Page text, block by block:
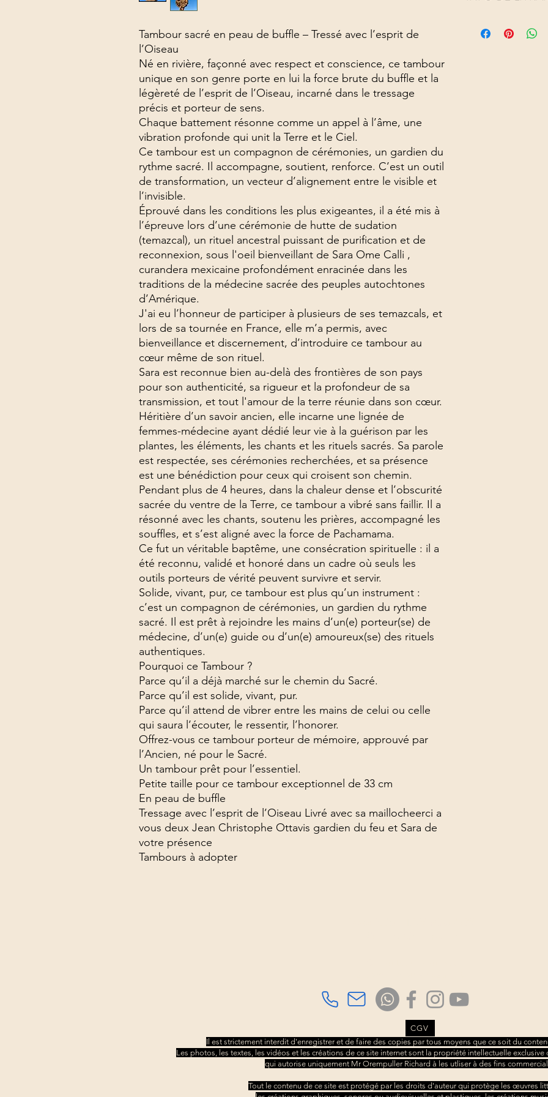
Tambour sacré en peau de buffle – Tressé avec l’esprit de
l’Oiseau
Né en rivière, façonné avec respect et conscience, ce tambour
unique en son genre porte en lui la force brute du buffle et la
légèreté de l’esprit de l’Oiseau, incarné dans le tressage
précis et porteur de sens.
Chaque battement résonne comme un appel à l’âme, une
vibration profonde qui unit la Terre et le Ciel.
Ce tambour est un compagnon de cérémonies, un gardien du
rythme sacré. Il accompagne, soutient, renforce. C’est un outil
de transformation, un vecteur d’alignement entre le visible et
l’invisible.
Éprouvé dans les conditions les plus exigeantes, il a été mis à
l’épreuve lors d’une cérémonie de hutte de sudation
(temazcal), un rituel ancestral puissant de purification et de
reconnexion, sous l'oeil bienveillant de Sara Ome Calli ,
curandera mexicaine profondément enracinée dans les
traditions de la médecine sacrée des peuples autochtones
d’Amérique.
J'ai eu l’honneur de participer à plusieurs de ses temazcals, et
lors de sa tournée en France, elle m’a permis, avec
bienveillance et discernement, d’introduire ce tambour au
cœur même de son rituel.
Sara est reconnue bien au-delà des frontières de son pays
pour son authenticité, sa rigueur et la profondeur de sa
transmission, et tout l'amour de la terre réunie dans son cœur.
Héritière d’un savoir ancien, elle incarne une lignée de
femmes-médecine ayant dédié leur vie à la guérison par les
plantes, les éléments, les chants et les rituels sacrés. Sa parole
est respectée, ses cérémonies recherchées, et sa présence
est une bénédiction pour ceux qui croisent son chemin.
Pendant plus de 4 heures, dans la chaleur dense et l’obscurité
sacrée du ventre de la Terre, ce tambour a vibré sans faillir. Il a
résonné avec les chants, soutenu les prières, accompagné les
souffles, et s’est aligné avec la force de Pachamama.
Ce fut un véritable baptême, une consécration spirituelle : il a
été reconnu, validé et honoré dans un cadre où seuls les
outils porteurs de vérité peuvent survivre et servir.
Solide, vivant, pur, ce tambour est plus qu’un instrument :
c’est un compagnon de cérémonies, un gardien du rythme
sacré. Il est prêt à rejoindre les mains d’un(e) porteur(se) de
médecine, d’un(e) guide ou d’un(e) amoureux(se) des rituels
authentiques.
Pourquoi ce Tambour ?
Parce qu’il a déjà marché sur le chemin du Sacré.
Parce qu’il est solide, vivant, pur.
Parce qu’il attend de vibrer entre les mains de celui ou celle
qui saura l’écouter, le ressentir, l’honorer.
Offrez-vous ce tambour porteur de mémoire, approuvé par
l’Ancien, né pour le Sacré.
Un tambour prêt pour l’essentiel.
Petite taille pour ce tambour exceptionnel de 33 cm
En peau de buffle
Tressage avec l’esprit de l’Oiseau Livré avec sa maillocheerci a
vous deux Jean Christophe Ottavis gardien du feu et Sara de
votre présence
Tambours à adopter
CGV
Il est strictement interdit d'enregistrer et de faire des copies par tous moyens que ce soit du
Les photos, les textes, les vidéos et les créations de ce site internet sont la propriété intellectuelle
qui autorise uniquement Mr Orempuller Richard à les utliser à des fins
Tout le contenu de ce site est protégé par les droits d'auteur qui protège les œuvres